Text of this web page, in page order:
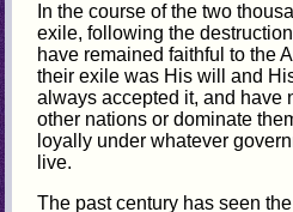
In the course of the two
exile, following the
have remained faithful to the
their exile was His will and
always accepted it, and have
other nations or dominate
loyally under whatever
live.
The past century has seen